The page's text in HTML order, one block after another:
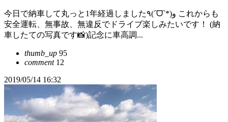
今日で納車して丸っと1年経過しました٩(ˊᗜˋ*)و これからも
安全運転、無事故、無違反でドライブ楽しみたいです！ (納
車したての写真です📸)記念に車高調...
thumb_up 95
comment12
2019/05/14 16:32